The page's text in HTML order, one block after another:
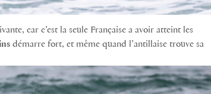
car c’est la seule Française a avoir atteint les
démarre fort, et même quand l’antillaise trouve sa